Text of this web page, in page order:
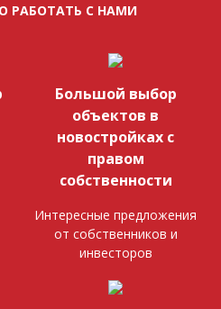
РАБОТАТЬ С НАМИ
Большой выбор
объектов в
новостройках с
правом
собственности
Интересные предложения
от собственников и
инвесторов